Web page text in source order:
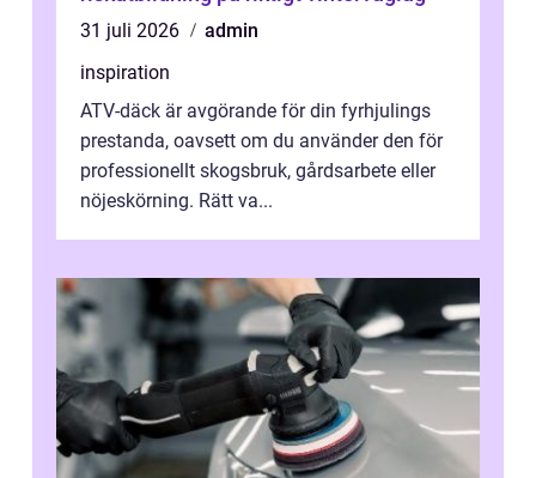
31 juli 2026
admin
inspiration
ATV-däck är avgörande för din fyrhjulings
prestanda, oavsett om du använder den för
professionellt skogsbruk, gårdsarbete eller
nöjeskörning. Rätt va...